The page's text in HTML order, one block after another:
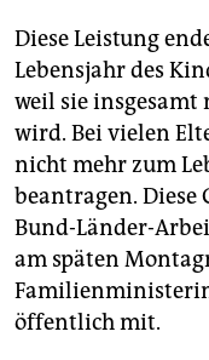
Diese Leistung
Lebensjahr des
weil sie insgesamt
wird. Bei vielen
nicht mehr zum
beantragen. Diese
Bund-Länder-
am späten
Familienministerin
öffentlich mit.